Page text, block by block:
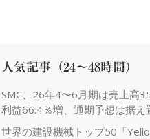
人気記事（24～48時間）
SMC、26年4〜6月期は売上高
利益66.4％増、通期予想は据え
世界の建設機械トップ50「